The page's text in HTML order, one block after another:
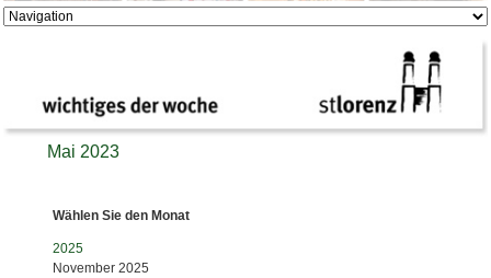
Zielseite
Mai 2023
Wählen Sie den Monat
2025
November 2025